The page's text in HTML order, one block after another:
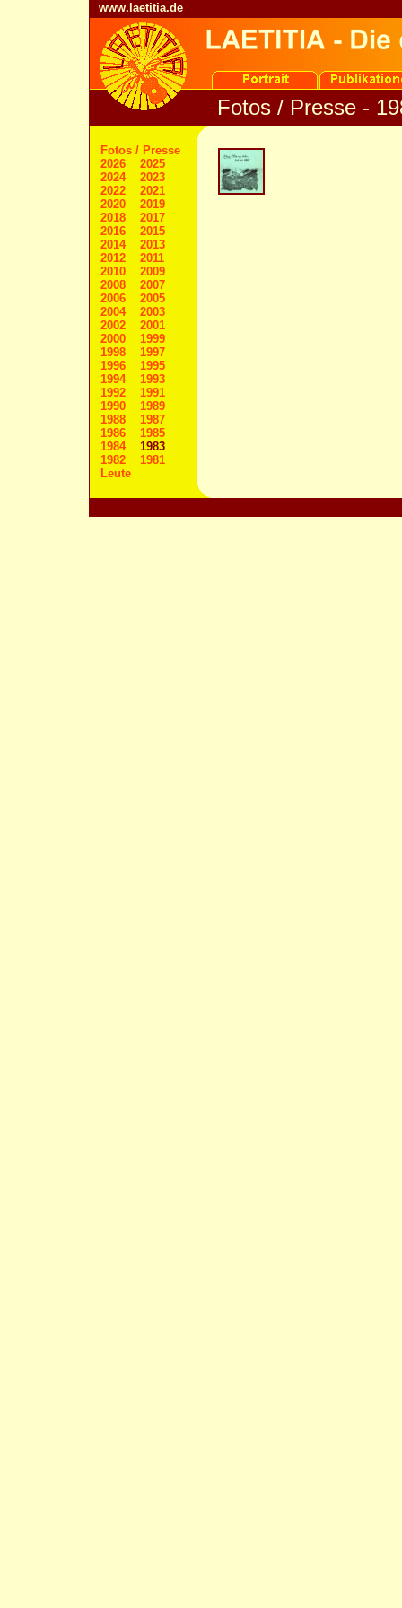
www.laetitia.de
Fotos / Presse -
Fotos / Presse
2026
2025
2024
2023
2022
2021
2020
2019
2018
2017
2016
2015
2014
2013
2012
2011
2010
2009
2008
2007
2006
2005
2004
2003
2002
2001
2000
1999
1998
1997
1996
1995
1994
1993
1992
1991
1990
1989
1988
1987
1986
1985
1984
1983
1982
1981
Leute